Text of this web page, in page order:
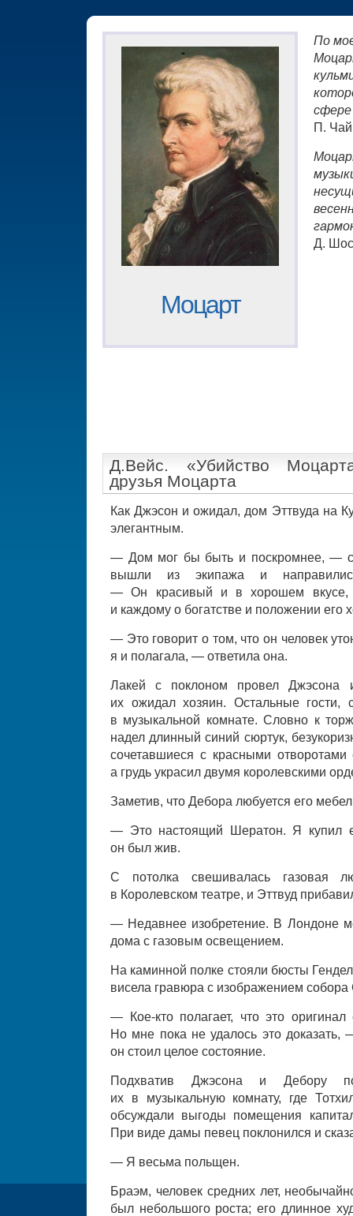
Моцарт
По
П.
Д.
Д.Вейс. «Убийство
друзья Моцарта
Как Джэсон и ожидал, дом Эттвуда на
элегантным.
— Дом мог бы быть и поскромнее, —
вышли из экипажа и
— Он красивый и в хорошем вкусе,
и каждому о богатстве и положении его
— Это говорит о том, что он человек
я и полагала, — ответила она.
Лакей с поклоном провел Джэсона
их ожидал хозяин. Остальные гости,
в музыкальной комнате. Словно к
надел длинный синий сюртук,
сочетавшиеся с красными отворотами
а грудь украсил двумя королевскими
Заметив, что Дебора любуется его
— Это настоящий Шератон. Я купил
он был жив.
С потолка свешивалась газовая
в Королевском театре, и Эттвуд
— Недавнее изобретение. В Лондоне
дома с газовым освещением.
На каминной полке стояли бюсты
висела гравюра с изображением
— Кое-кто полагает, что это
Но мне пока не удалось это
он стоил целое состояние.
Подхватив Джэсона и Дебору
их в музыкальную комнату, где
обсуждали выгоды помещения
При виде дамы певец поклонился и
— Я весьма польщен.
Браэм, человек средних лет,
был небольшого роста; его длинное